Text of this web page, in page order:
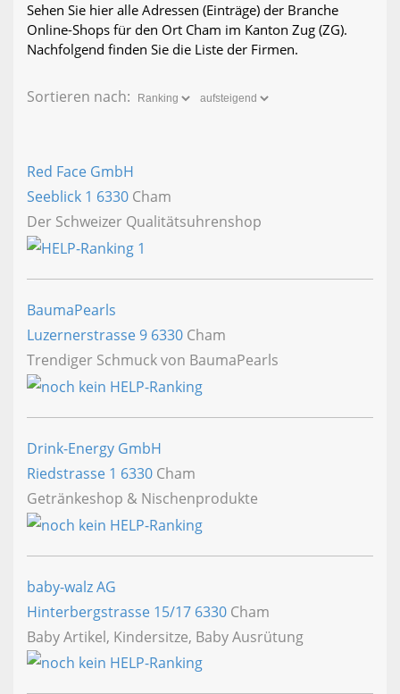
Sehen Sie hier alle Adressen (Einträge) der Branche
Online-Shops für den Ort Cham im Kanton Zug (ZG).
Nachfolgend finden Sie die Liste der Firmen.
Sortieren nach:
Red Face GmbH
Seeblick 1 6330 Cham
Der Schweizer Qualitätsuhrenshop
BaumaPearls
Luzernerstrasse 9 6330 Cham
Trendiger Schmuck von BaumaPearls
Drink-Energy GmbH
Riedstrasse 1 6330 Cham
Getränkeshop & Nischenprodukte
baby-walz AG
Hinterbergstrasse 15/17 6330 Cham
Baby Artikel, Kindersitze, Baby Ausrütung